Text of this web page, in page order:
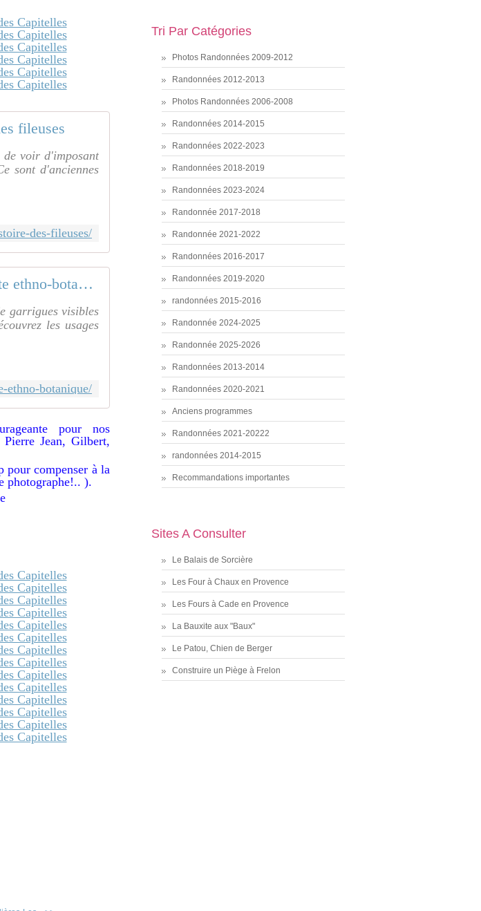
fileuses
de voir d'imposant
sont d'anciennes
des-fileuses/
L&rsquo;enquête ethno-botanique
garrigues visibles
les usages
ethno-botanique/
pour nos
Jean, Gilbert,
pour compenser à la
photographe!.. ).
Tri Par Catégories
Photos Randonnées 2009-2012
Randonnées 2012-2013
Photos Randonnées 2006-2008
Randonnées 2014-2015
Randonnées 2022-2023
Randonnées 2018-2019
Randonnées 2023-2024
Randonnée 2017-2018
Randonnée 2021-2022
Randonnées 2016-2017
Randonnées 2019-2020
randonnées 2015-2016
Randonnée 2024-2025
Randonnée 2025-2026
Randonnées 2013-2014
Randonnées 2020-2021
Anciens programmes
Randonnées 2021-20222
randonnées 2014-2015
Recommandations importantes
Sites A Consulter
Le Balais de Sorcière
Les Four à Chaux en Provence
Les Fours à Cade en Provence
La Bauxite aux "Baux"
Le Patou, Chien de Berger
Construire un Piège à Frelon